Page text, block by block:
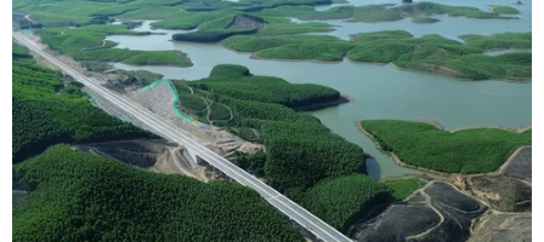
Phó Chủ tịch Uỷ ban nhân dân tỉnh Quảng Ninh Cao Tường Huy
(đứng giữa) được bổ nhiệm làm Trưởng Ban quản lý Khu kinh
tế Vân Đồn. (Ảnh: Văn Đức/TTXVN)